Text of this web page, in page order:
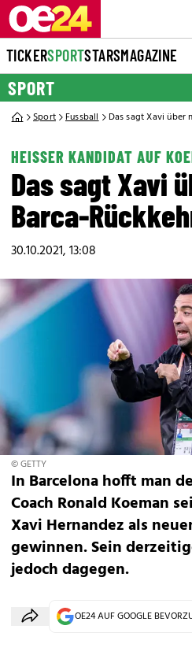
TICKERSPORTSTARSMAGAZINE
SPORT
Sport Fussball Das sagt Xavi über
HEISSER KANDIDAT AUF
Das sagt Xavi
Barca-
30.10.2021, 13:08
© GETTY
In Barcelona hofft man
Coach Ronald Koeman
Xavi Hernandez als
gewinnen. Sein
jedoch dagegen.
OE24 AUF GOOGLE